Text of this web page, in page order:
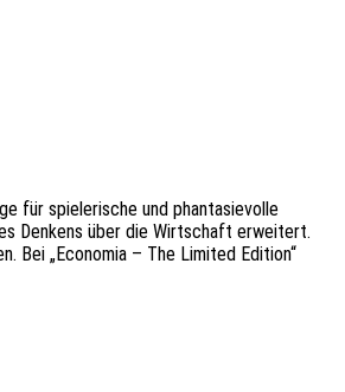
für spie­le­ri­sche und phan­ta­sie­vol­le
Denkens über die Wirt­schaft erwei­tert.
Bei „Econo­mia – The Limi­t­ed Editi­on“